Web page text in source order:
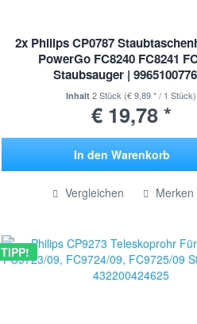
2x Philips CP0787
PowerGo FC8240 FC8241
Staubsauger |
Inhalt2 Stück (€ 9,89 * / 1 Stück)
€ 19,78 *
In den Warenkorb
Hinzugefügt
Vergleichen Merken
TIPP!